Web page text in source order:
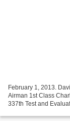
February 1, 2013.
Airman 1st Class
337th Test and